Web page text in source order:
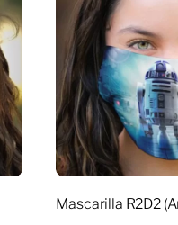
Mascarilla R2D2